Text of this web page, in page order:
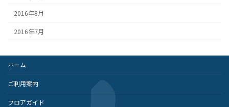
2016年8月
2016年7月
ホーム
ご利用案内
フロアガイド